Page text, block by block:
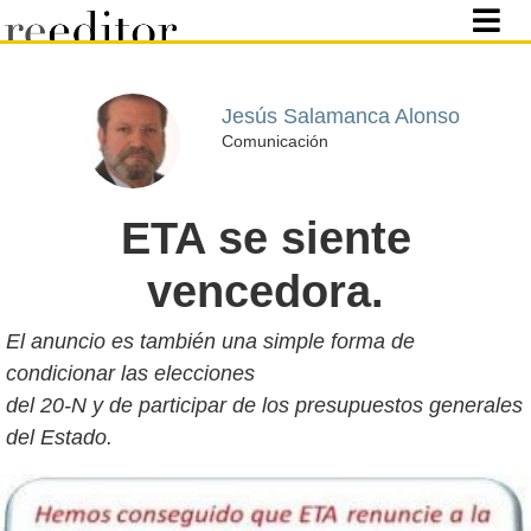
Jesús Salamanca Alonso
Comunicación
ETA se siente
vencedora.
El anuncio es también una simple forma de
condicionar las elecciones
del 20-N y de participar de los presupuestos generales
del Estado.